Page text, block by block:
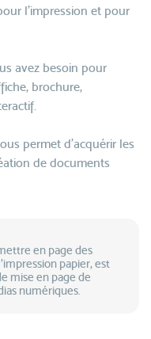
l’impression et pour
avez besoin pour
brochure,
permet d’acquérir les
de documents
en page des
papier, est
mise en page de
numériques.